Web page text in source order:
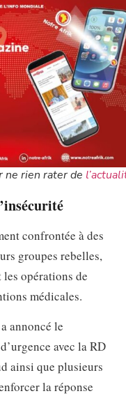
ne rien rater de
confrontée à des
groupes rebelles,
opérations de
médicales.
annoncé le
avec la RD
ainsi que plusieurs
la réponse